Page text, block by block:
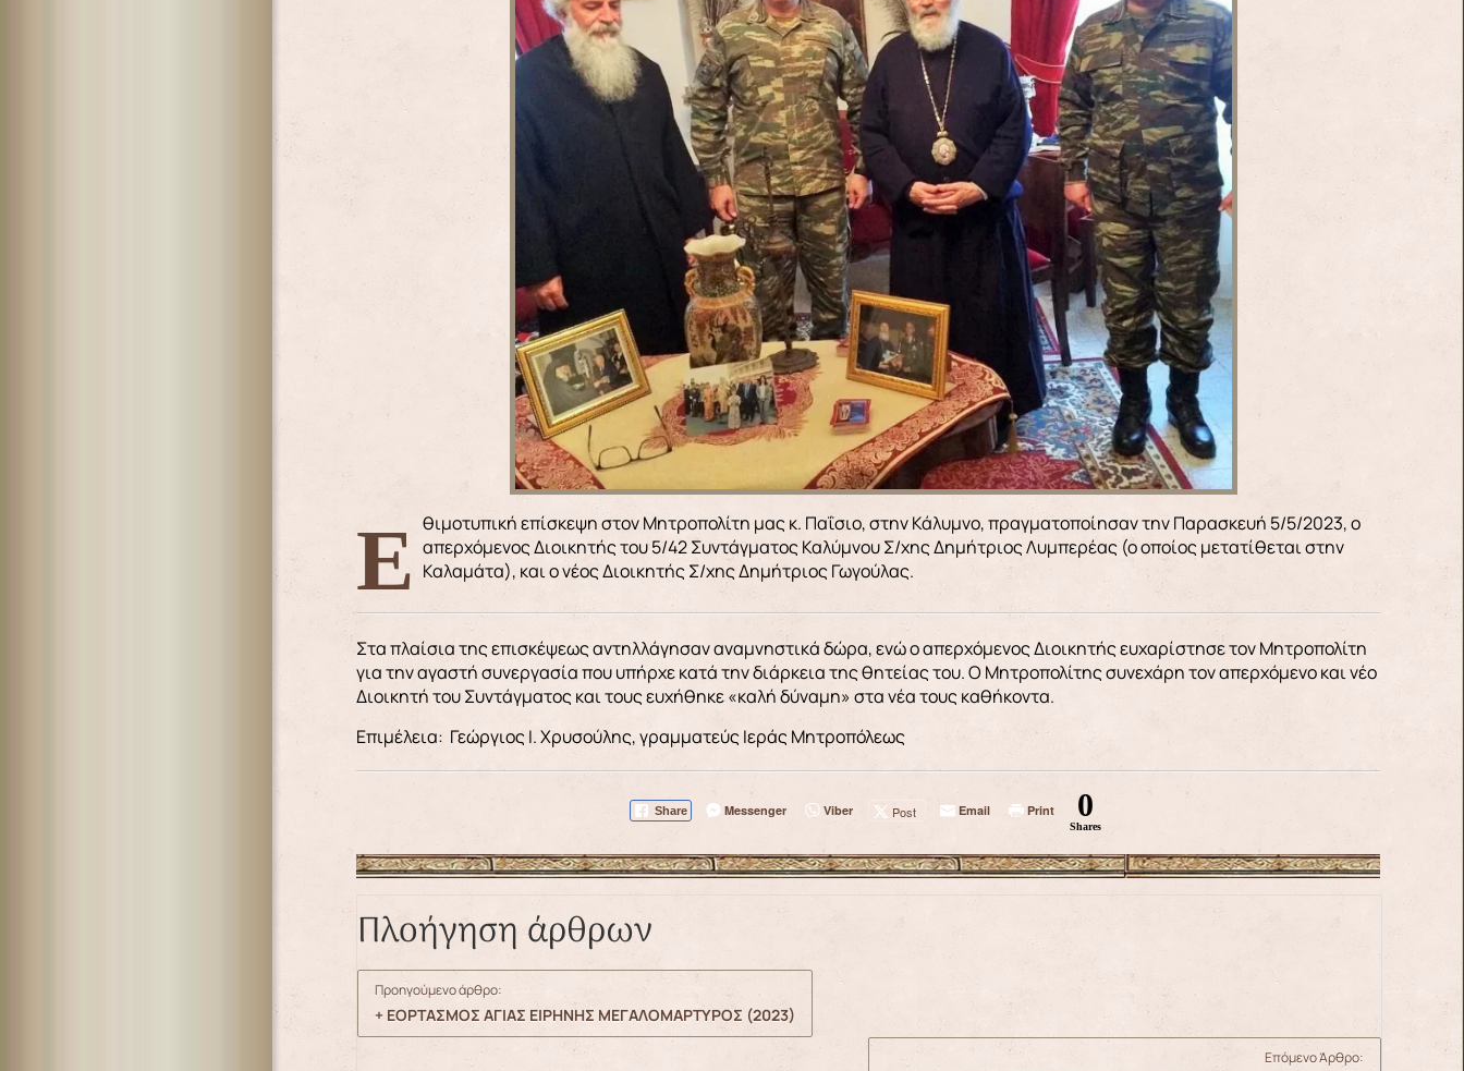
Εθιμοτυπική επίσκεψη στον Μητροπολίτη μας κ. Παΐσιο, στην Κάλυμνο, πραγματοποίησαν την Παρασκευή 5/5/2023, ο απερχόμενος Διοικητής του 5/42 Συντάγματος Καλύμνου Σ/χης Δημήτριος Λυμπερέας (ο οποίος μετατίθεται στην
Καλαμάτα), και ο νέος Διοικητής Σ/χης Δημήτριος Γωγούλας.
Στα πλαίσια της επισκέψεως αντηλλάγησαν αναμνηστικά δώρα, ενώ ο απερχόμενος Διοικητής ευχαρίστησε τον Μητροπολίτη
για την αγαστή συνεργασία που υπήρχε κατά την διάρκεια της θητείας του. Ο Μητροπολίτης συνεχάρη τον απερχόμενο και νέο
Διοικητή του Συντάγματος και τους ευχήθηκε «καλή δύναμη» στα νέα τους καθήκοντα.
Επιμέλεια: Γεώργιος Ι. Χρυσούλης, γραμματεύς Ιεράς Μητροπόλεως
Share Messenger Viber Post Email Print 0
Shares
Πλοήγηση άρθρων
Προηγούμενο άρθρο:
+ ΕΟΡΤΑΣΜΟΣ ΑΓΙΑΣ ΕΙΡΗΝΗΣ ΜΕΓΑΛΟΜΑΡΤΥΡΟΣ (2023)
Επόμενο Άρθρο: